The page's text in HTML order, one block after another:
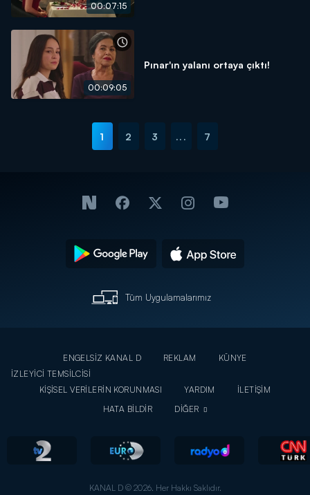
00:07:15
00:09:05
Pınar'ın yalanı ortaya çıktı!
1 2 3 ... 7
Tüm Uygulamalarımız
ENGELSİZ KANAL D REKLAM
KÜNYE
İZLEYİCİ TEMSİLCİSİ
KİŞİSEL VERİLERİN KORUNMASI
YARDIM
İLETİŞİM
HATA BİLDİR
DİĞER
KANAL D © 2026. Her Hakkı Saklıdır.